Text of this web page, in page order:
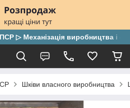
▷ Механізація виробництва і
Шківи власного виробництва